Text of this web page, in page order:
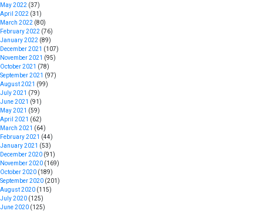
May 2022 (37)
April 2022 (31)
March 2022 (80)
February 2022 (76)
January 2022 (89)
December 2021 (107)
November 2021 (95)
October 2021 (78)
September 2021 (97)
August 2021 (99)
July 2021 (79)
June 2021 (91)
May 2021 (59)
April 2021 (62)
March 2021 (64)
February 2021 (44)
January 2021 (53)
December 2020 (91)
November 2020 (169)
October 2020 (189)
September 2020 (201)
August 2020 (115)
July 2020 (125)
June 2020 (125)